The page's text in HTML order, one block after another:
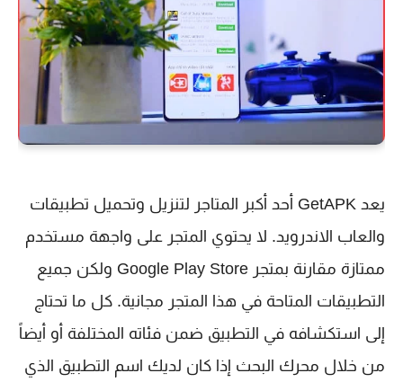
يعد GetAPK أحد أكبر المتاجر لتنزيل وتحميل تطبيقات
والعاب الاندرويد. لا يحتوي المتجر على واجهة مستخدم
ممتازة مقارنة بمتجر Google Play Store ولكن جميع
التطبيقات المتاحة في هذا المتجر مجانية. كل ما تحتاج
إلى استكشافه في التطبيق ضمن فئاته المختلفة أو أيضاً
من خلال محرك البحث إذا كان لديك اسم التطبيق الذي